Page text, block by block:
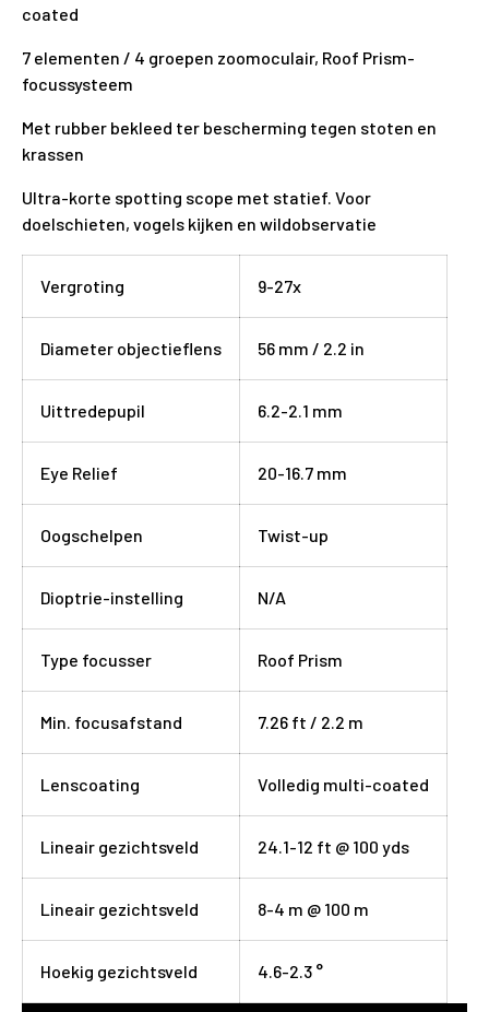
coated
7 elementen / 4 groepen zoomoculair, Roof Prism-
focussysteem
Met rubber bekleed ter bescherming tegen stoten en
krassen
Ultra-korte spotting scope met statief. Voor
doelschieten, vogels kijken en wildobservatie
Vergroting 9-27x
Diameter objectieflens 56 mm / 2.2 in
Uittredepupil 6.2-2.1 mm
Eye Relief 20-16.7 mm
Oogschelpen Twist-up
Dioptrie-instelling N/A
Type focusser Roof Prism
Min. focusafstand 7.26 ft / 2.2 m
Lenscoating Volledig multi-coated
Lineair gezichtsveld 24.1-12 ft @ 100 yds
Lineair gezichtsveld 8-4 m @ 100 m
Hoekig gezichtsveld 4.6-2.3 °